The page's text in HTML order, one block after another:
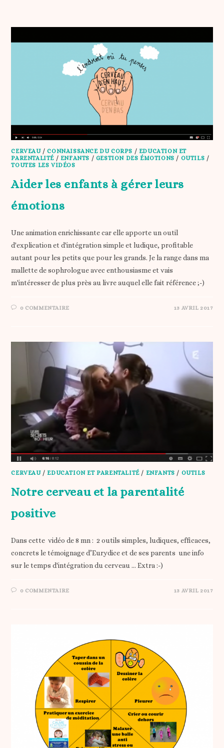
CERVEAU/CONNAISSANCE DU CORPS / EDUCATION ET
PARENTALITÉ / ENFANTS / GESTION DES ÉMOTIONS / OUTILS /
TOUTES LES VIDÉOS
Aider les enfants à gérer leurs
émotions
Une animation enrichissante car elle apporte un outil
d'explication et d'intégration simple et ludique, profitable
autant pour les petits que pour les grands. Je la range dans ma
mallette de sophrologue avec enthousiasme et vais
m'intéresser de plus près au livre auquel elle fait référence ;-)
0 COMMENTAIRE 13 AVRIL 2017
CERVEAU/EDUCATION ET PARENTALITÉ/ ENFANTS / OUTILS
Notre cerveau et la parentalité
positive
Dans cette vidéo de 8 mn : 2 outils simples, ludiques, efficaces,
concrets le témoignage d’Eurydice et de ses parents une info
sur le temps d'intégration du cerveau ... Extra :-)
0 COMMENTAIRE 13 AVRIL 2017